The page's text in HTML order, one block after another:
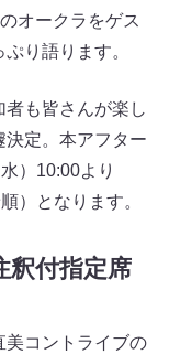
オークラをゲス
り語ります。
も皆さんが楽し
定。本アフター
）10:00より
）となります。
釈付指定席
美コントライブの